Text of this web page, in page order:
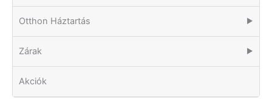
Otthon Háztartás ▶
Zárak ▶
Akciók